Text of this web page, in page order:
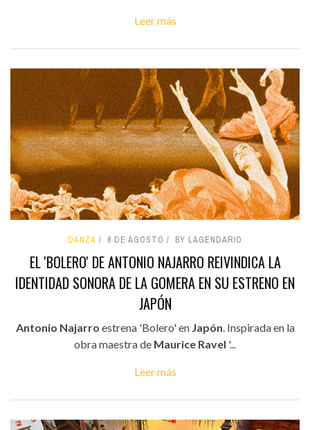
Leer más
DANZA 8 DE AGOSTO BY LAGENDARIO
EL 'BOLERO' DE ANTONIO NAJARRO REIVINDICA LA
IDENTIDAD SONORA DE LA GOMERA EN SU ESTRENO EN
JAPÓN
Antonio Najarro estrena 'Bolero' en Japón. Inspirada en la
obra maestra de Maurice Ravel '...
Leer más